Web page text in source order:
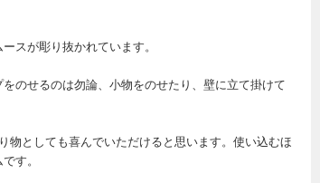
スが彫り抜かれています。
のせるのは勿論、小物をのせたり、壁に立て掛けて
物としても喜んでいただけると思います。使い込むほ
す。